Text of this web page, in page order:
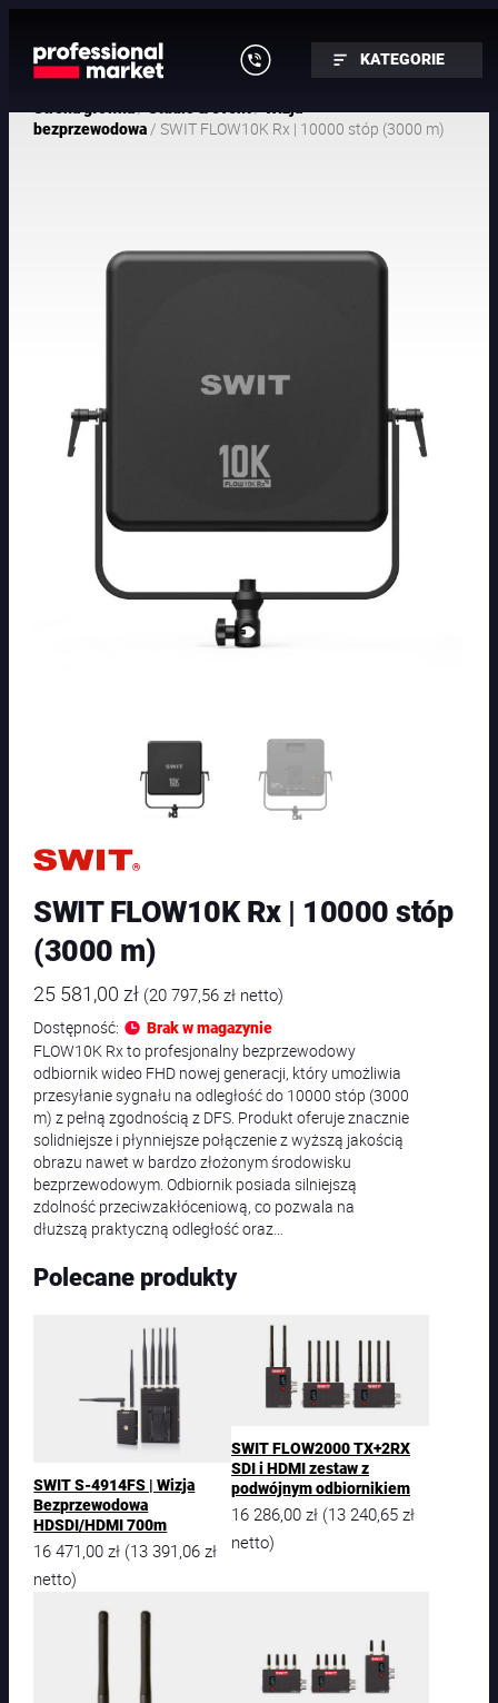
KATEGORIE
/ /
bezprzewodowa/ SWIT FLOW10K Rx | 10000 stóp (3000 m)
SWIT FLOW10K Rx | 10000 stóp
(3000 m)
25 581,00zł (20 797,56zł netto)
Dostępność:
Brak w magazynie
FLOW10K Rx to profesjonalny bezprzewodowy
odbiornik wideo FHD nowej generacji, który umożliwia
przesyłanie sygnału na odległość do 10000 stóp (3000
m) z pełną zgodnością z DFS. Produkt oferuje znacznie
solidniejsze i płynniejsze połączenie z wyższą jakością
obrazu nawet w bardzo złożonym środowisku
bezprzewodowym. Odbiornik posiada silniejszą
zdolność przeciwzakłóceniową, co pozwala na
dłuższą praktyczną odległość oraz…
Polecane produkty
SWIT S-4914FS | Wizja
Bezprzewodowa
HDSDI/HDMI 700m
16 471,00zł (13 391,06zł
netto)
SWIT FLOW2000 TX+2RX
SDI i HDMI zestaw z
podwójnym odbiornikiem
16 286,00 zł (13 240,65 zł
netto)